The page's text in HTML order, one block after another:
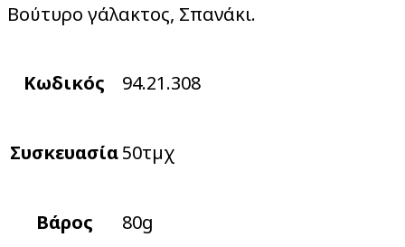
Βούτυρο γάλακτος, Σπανάκι.
Κωδικός 94.21.308
Συσκευασία50τµχ
Βάρος 80g